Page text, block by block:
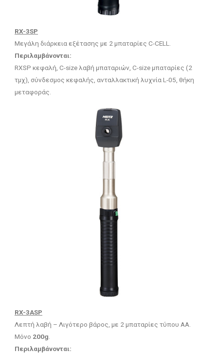
RX-3SP
Μεγάλη διάρκεια εξέτασης με 2 μπαταρίες C-CELL.
Περιλαμβάνονται:
RXSP κεφαλή, C-size λαβή μπαταριών, C-size μπαταρίες (2
τμχ), σύνδεσμος κεφαλής, ανταλλακτική λυχνία L-05, θήκη
μεταφοράς.
RX-3ASP
Λεπτή λαβή – Λιγότερο βάρος, με 2 μπαταρίες τύπου ΑΑ.
Mόνο 200g
Περιλαμβάνονται: